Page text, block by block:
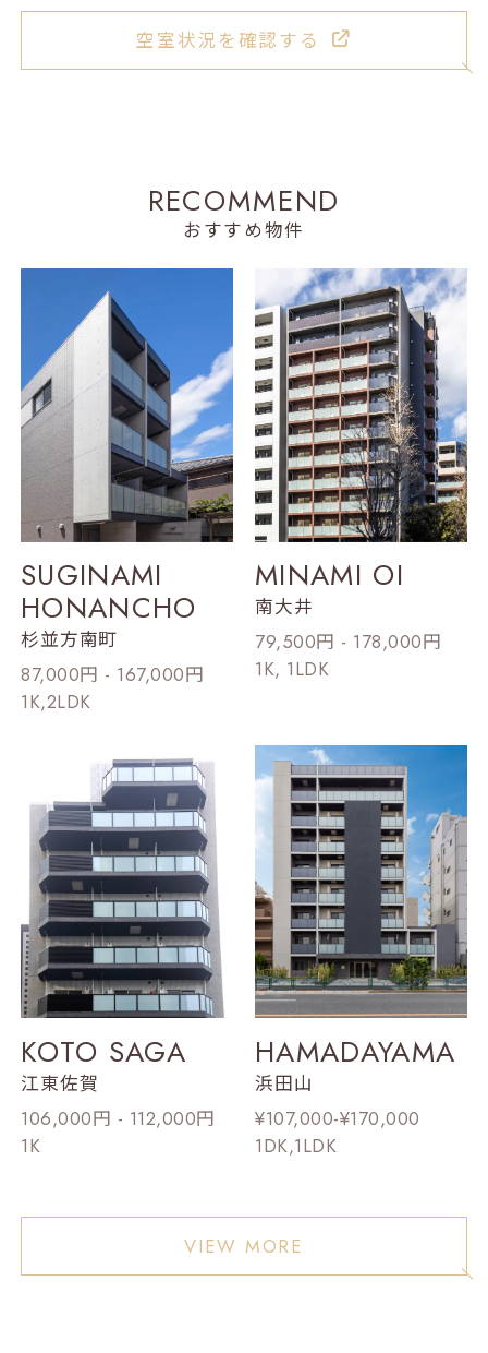
空室状況を確認する
RECOMMEND
おすすめ物件
SUGINAMI
HONANCHO
杉並方南町
87,000円 - 167,000円
1K,2LDK
MINAMI OI
南大井
79,500円 - 178,000円
1K, 1LDK
KOTO SAGA
江東佐賀
106,000円 - 112,000円
1K
HAMADAYAMA
浜田山
¥107,000-¥170,000
1DK,1LDK
VIEW MORE